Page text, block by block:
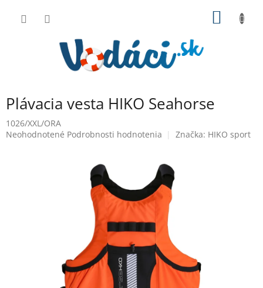
Plávacia vesta HIKO Seahorse
1026/XXL/ORA
Priemerné
Neohodnotené Podrobnosti hodnotenia Značka: HIKO sport